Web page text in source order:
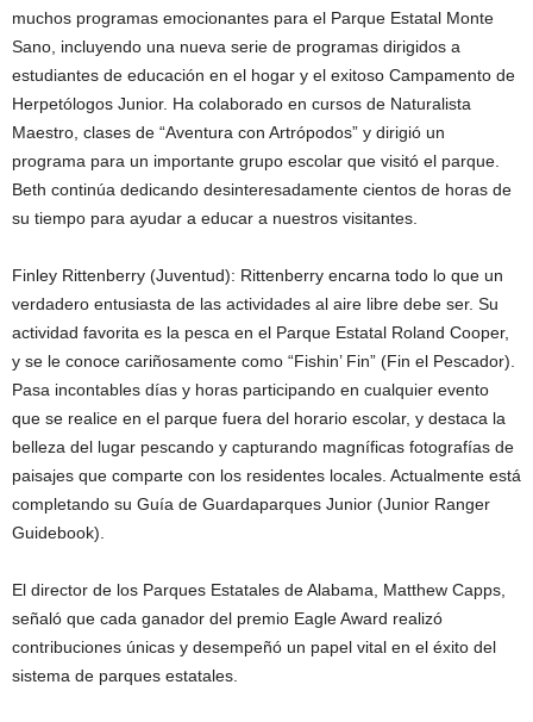
muchos programas emocionantes para el Parque Estatal Monte
Sano, incluyendo una nueva serie de programas dirigidos a
estudiantes de educación en el hogar y el exitoso Campamento de
Herpetólogos Junior. Ha colaborado en cursos de Naturalista
Maestro, clases de “Aventura con Artrópodos” y dirigió un
programa para un importante grupo escolar que visitó el parque.
Beth continúa dedicando desinteresadamente cientos de horas de
su tiempo para ayudar a educar a nuestros visitantes.
Finley Rittenberry (Juventud): Rittenberry encarna todo lo que un
verdadero entusiasta de las actividades al aire libre debe ser. Su
actividad favorita es la pesca en el Parque Estatal Roland Cooper,
y se le conoce cariñosamente como “Fishin’ Fin” (Fin el Pescador).
Pasa incontables días y horas participando en cualquier evento
que se realice en el parque fuera del horario escolar, y destaca la
belleza del lugar pescando y capturando magníficas fotografías de
paisajes que comparte con los residentes locales. Actualmente está
completando su Guía de Guardaparques Junior (Junior Ranger
Guidebook).
El director de los Parques Estatales de Alabama, Matthew Capps,
señaló que cada ganador del premio Eagle Award realizó
contribuciones únicas y desempeñó un papel vital en el éxito del
sistema de parques estatales.